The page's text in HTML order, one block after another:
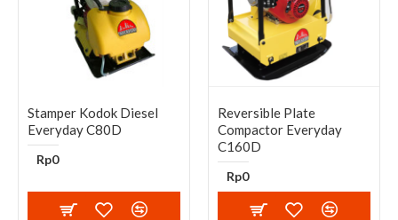
Stamper Kodok Diesel
Everyday C80D
Rp0
Reversible Plate
Compactor Everyday
C160D
Rp0